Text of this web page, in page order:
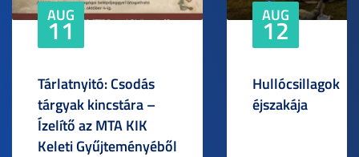
AUG
11
Tárlatnyitó: Csodás
tárgyak kincstára –
Ízelítő az MTA KIK
Keleti Gyűjteményéből
AUG
12
Hullócsillagok
éjszakája